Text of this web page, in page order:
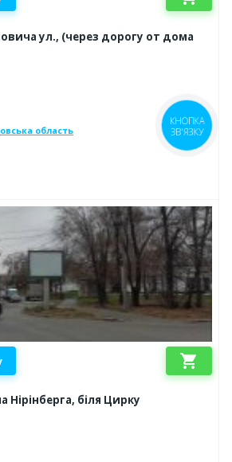
ул., (через дорогу от дома
область
shopping_cart
Нірінберга, біля Цирку
КНОПКА
ЗВ'ЯЗКУ